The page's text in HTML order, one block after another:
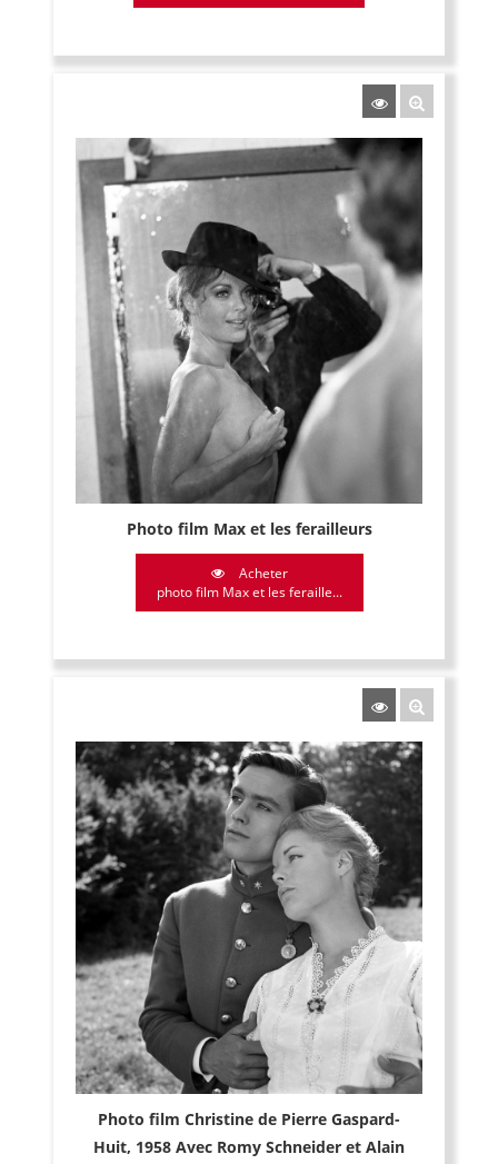
Photo film Max et les ferailleurs
Acheter
photo film Max et les feraille...
Photo film Christine de Pierre Gaspard-
Huit, 1958 Avec Romy Schneider et Alain